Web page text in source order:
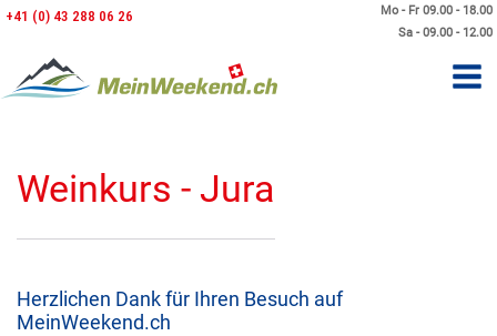
Mo - Fr 09.00 - 18.00
Sa - 09.00 - 12.00
+41 (0) 43 288 06 26
Weinkurs - Jura
Herzlichen Dank für Ihren Besuch auf
MeinWeekend.ch